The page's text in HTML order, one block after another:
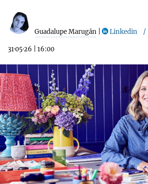
Guadalupe Marugán Linkedin
31·05·26 16:00